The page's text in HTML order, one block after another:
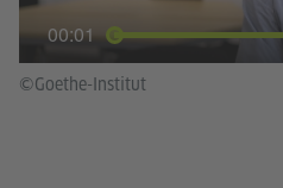
00:01
©Goethe-Institut